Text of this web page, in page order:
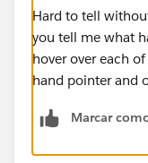
Hard to tell
you tell me what
hover over each
hand pointer and
Marcar